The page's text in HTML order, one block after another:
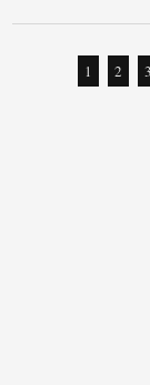
1 2 3